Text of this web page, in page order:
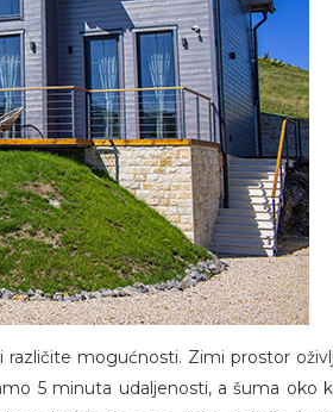
mogućnosti. Zimi prostor
5 minuta udaljenosti, a šuma oko